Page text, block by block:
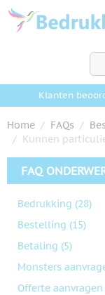
Ga naar de inhoud
Klanten
Home / FAQs /
/ Kunnen
FAQ
Bedrukking (28)
Bestelling (15)
Betaling (5)
Monsters
Offerte aanvragen